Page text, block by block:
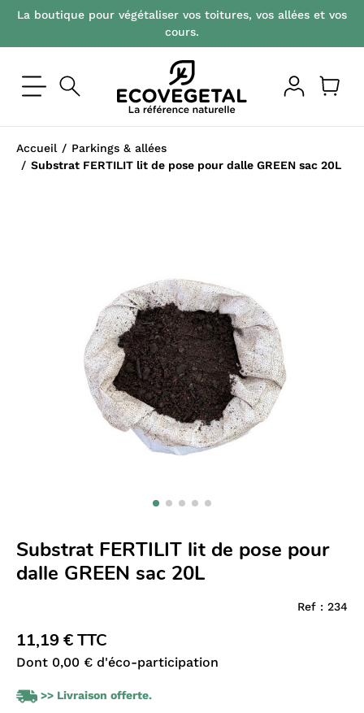
La boutique pour végétaliser vos toitures, vos allées et vos
cours.
Accueil
Parkings & allées
Substrat FERTILIT lit de pose pour dalle GREEN sac 20L
Substrat FERTILIT lit de pose pour
dalle GREEN sac 20L
Ref : 234
11,19 € TTC
Dont 0,00 € d'éco-participation
>> Livraison offerte.